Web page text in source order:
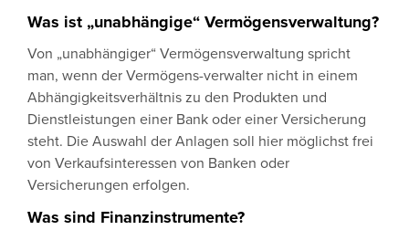
Was ist „unabhängige“ Vermögensverwaltung?
Von „unabhängiger“ Vermögensverwaltung spricht
man, wenn der Vermögens-verwalter nicht in einem
Abhängigkeitsverhältnis zu den Produkten und
Dienstleistungen einer Bank oder einer Versicherung
steht. Die Auswahl der Anlagen soll hier möglichst frei
von Verkaufsinteressen von Banken oder
Versicherungen erfolgen.
Was sind Finanzinstrumente?